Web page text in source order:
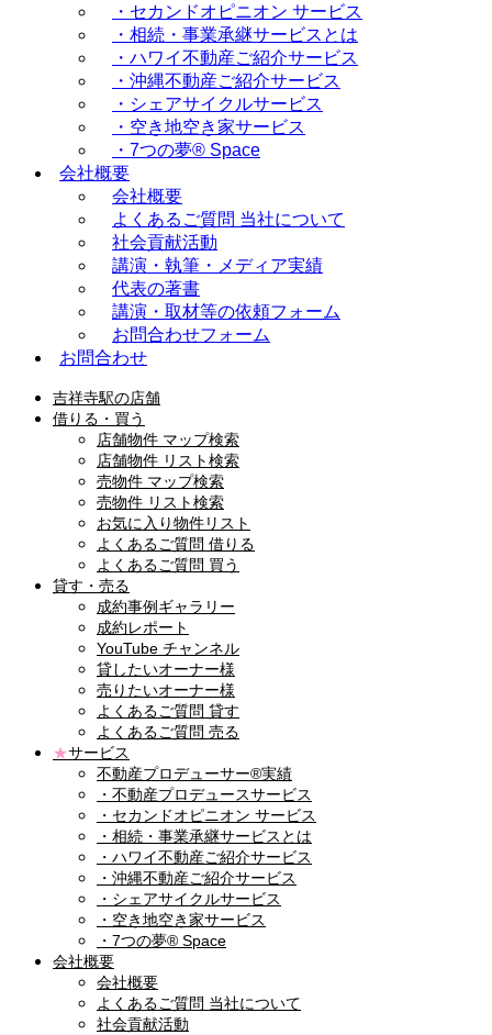
・セカンドオピニオン サービス
・相続・事業承継サービスとは
・ハワイ不動産ご紹介サービス
・沖縄不動産ご紹介サービス
・シェアサイクルサービス
・空き地空き家サービス
・7つの夢® Space
会社概要
会社概要
よくあるご質問 当社について
社会貢献活動
講演・執筆・メディア実績
代表の著書
講演・取材等の依頼フォーム
お問合わせフォーム
お問合わせ
吉祥寺駅の店舗
借りる・買う
店舗物件 マップ検索
店舗物件 リスト検索
売物件 マップ検索
売物件 リスト検索
お気に入り物件リスト
よくあるご質問 借りる
よくあるご質問 買う
貸す・売る
成約事例ギャラリー
成約レポート
YouTube チャンネル
貸したいオーナー様
売りたいオーナー様
よくあるご質問 貸す
よくあるご質問 売る
★サービス
不動産プロデューサー®実績
・不動産プロデュースサービス
・セカンドオピニオン サービス
・相続・事業承継サービスとは
・ハワイ不動産ご紹介サービス
・沖縄不動産ご紹介サービス
・シェアサイクルサービス
・空き地空き家サービス
・7つの夢® Space
会社概要
会社概要
よくあるご質問 当社について
社会貢献活動